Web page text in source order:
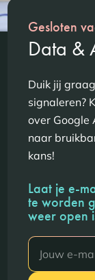
Gesloten
Data &
Duik jij
signaleren?
over Google
naar
kans!
Laat je e-
te worden
weer open